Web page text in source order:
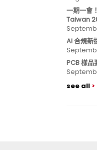
一期一會
Taiwan
AI 合規新
PCB 樣品
see all